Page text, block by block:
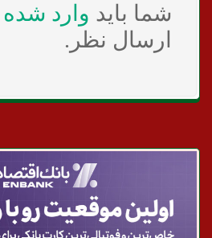
شما باید وارد شده
ارسال نظر.